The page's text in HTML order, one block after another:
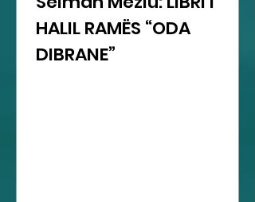
HALIL RAMËS “ODA
DIBRANE”